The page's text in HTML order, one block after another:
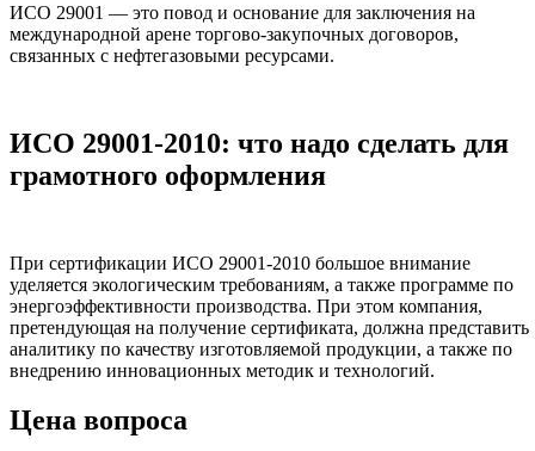
ИСО 29001 — это повод и основание для заключения на
международной арене торгово-закупочных договоров,
связанных с нефтегазовыми ресурсами.
ИСО 29001-2010: что надо сделать для
грамотного оформления
При сертификации ИСО 29001-2010 большое внимание
уделяется экологическим требованиям, а также программе по
энергоэффективности производства. При этом компания,
претендующая на получение сертификата, должна представить
аналитику по качеству изготовляемой продукции, а также по
внедрению инновационных методик и технологий.
Цена вопроса